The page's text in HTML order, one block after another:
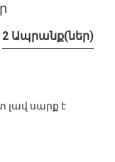
2 Ապրանք(ներ)
լավ սարք է